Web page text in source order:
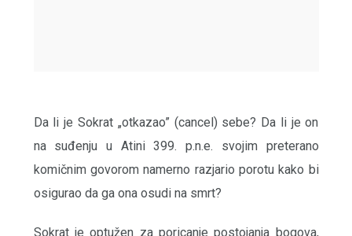
Da li je Sokrat „otkazao” (cancel) sebe? Da li je on
na suđenju u Atini 399. p.n.e. svojim preterano
komičnim govorom namerno razjario porotu kako bi
osigurao da ga ona osudi na smrt?
Sokrat je optužen za poricanje postojanja bogova,